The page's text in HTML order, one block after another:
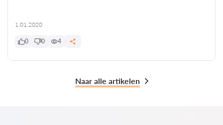
1.01.2020
0 0 4
Naar alle artikelen